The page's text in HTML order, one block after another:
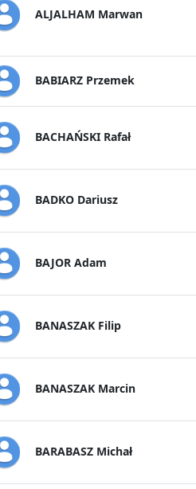
ALJALHAM Marwan
BABIARZ Przemek
BACHAŃSKI Rafał
BADKO Dariusz
BAJOR Adam
BANASZAK Filip
BANASZAK Marcin
BARABASZ Michał